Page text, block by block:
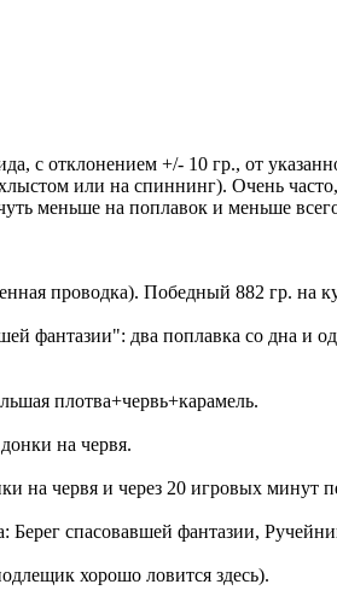
с отклонением +/- 10 гр., от
или на спиннинг). Очень
меньше на поплавок и меньше
проводка). Победный 882 гр. на
фантазии": два поплавка со дна
плотва+червь+карамель.
на червя.
на червя и через 20 игровых минут
спасовавшей фантазии,
хорошо ловится здесь).